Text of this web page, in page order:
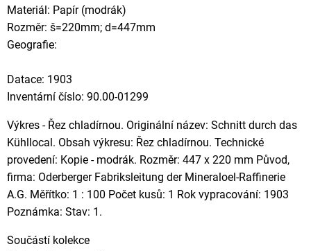
Materiál: Papír (modrák)
Rozměr: š=220mm; d=447mm
Geografie:
Datace: 1903
Inventární číslo: 90.00-01299
Výkres - Řez chladírnou. Originální název: Schnitt durch das
Kühllocal. Obsah výkresu: Řez chladírnou. Technické
provedení: Kopie - modrák. Rozměr: 447 x 220 mm Původ,
firma: Oderberger Fabriksleitung der Mineraloel-Raffinerie
A.G. Měřítko: 1 : 100 Počet kusů: 1 Rok vypracování: 1903
Poznámka: Stav: 1.
Součástí kolekce